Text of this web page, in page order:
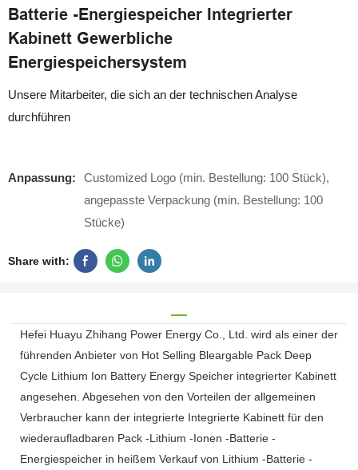
Batterie -Energiespeicher Integrierter
Kabinett Gewerbliche
Energiespeichersystem
Unsere Mitarbeiter, die sich an der technischen Analyse
durchführen
Anpassung:
Customized Logo (min. Bestellung: 100 Stück),
angepasste Verpackung (min. Bestellung: 100
Stücke)
Share with:
Hefei Huayu Zhihang Power Energy Co., Ltd. wird als einer der
führenden Anbieter von Hot Selling Bleargable Pack Deep
Cycle Lithium Ion Battery Energy Speicher integrierter Kabinett
angesehen. Abgesehen von den Vorteilen der allgemeinen
Verbraucher kann der integrierte Integrierte Kabinett für den
wiederaufladbaren Pack -Lithium -Ionen -Batterie -
Energiespeicher in heißem Verkauf von Lithium -Batterie -